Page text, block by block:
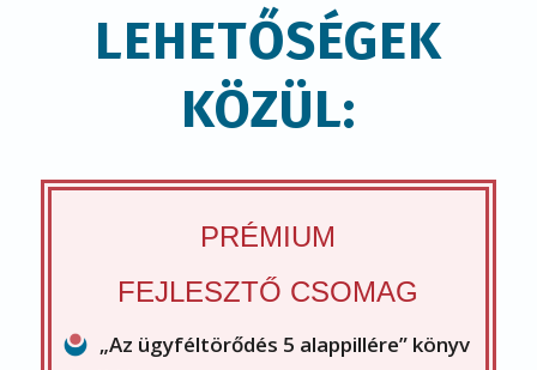
A könyvhöz jár egy 6 emailből álló szakmai
levél-sorozat
, aminek az az értelme, hogy a
könyvben szereplő példákat, módszereket
mielőbb átültesd a gyakorlatba.
arra, hogy dolgozz a megvalósításon, és
konkrét eredményeid legyenek.
Innovátorok az iparban” c. interjúkötetek
(melyek értéke darabonként 2800 Ft)